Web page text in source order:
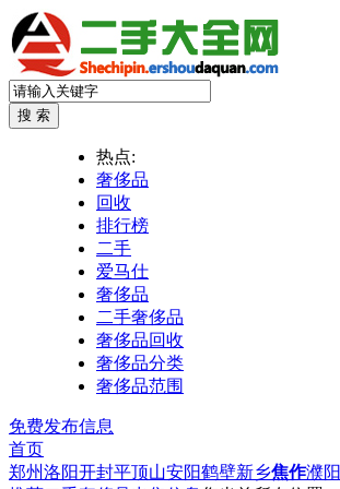
热点:
奢侈品
回收
排行榜
二手
爱马仕
奢侈品
二手奢侈品
奢侈品回收
奢侈品分类
奢侈品范围
免费发布信息
首页
郑州洛阳开封平顶山安阳鹤壁新乡焦作濮阳